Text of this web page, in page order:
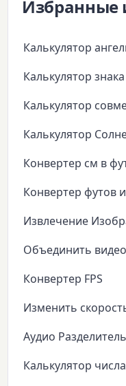
Избранные
Калькулятор
Калькулятор
Калькулятор
Калькулятор
Конвертер см в
Конвертер футов
Извлечение
Объединить видео
Конвертер FPS
Изменить
Аудио Разделитель
Калькулятор